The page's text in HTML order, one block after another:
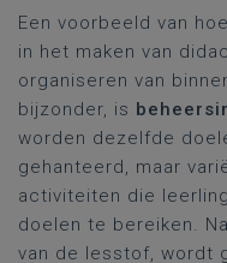
Een voorbeeld van
in het maken van
organiseren van
bijzonder, is
worden dezelfde
gehanteerd, maar
activiteiten die
doelen te bereiken.
van de lesstof, wordt